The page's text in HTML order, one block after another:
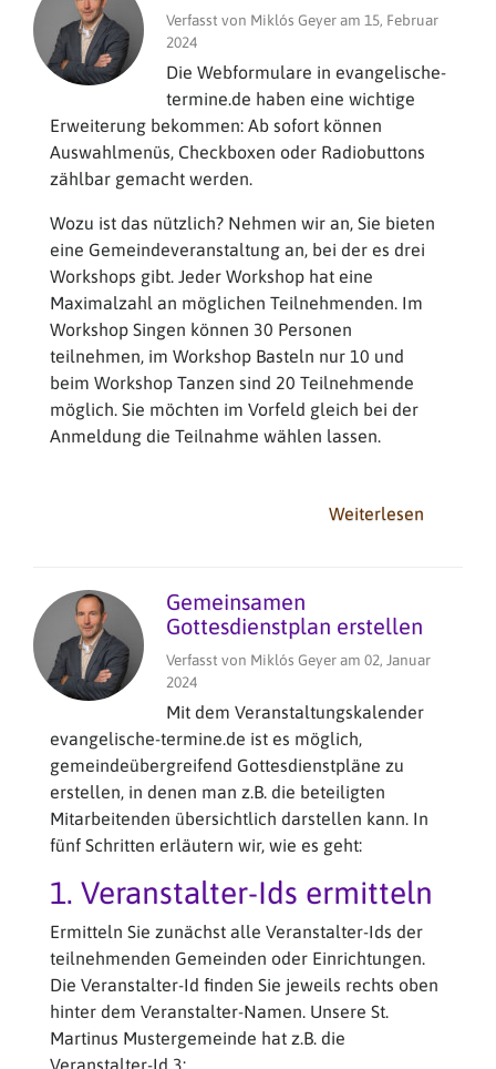
Verfasst von Miklós Geyeram 15, Februar
2024
Die Webformulare in evangelische-
termine.de haben eine wichtige
Erweiterung bekommen: Ab sofort können
Auswahlmenüs, Checkboxen oder Radiobuttons
zählbar gemacht werden.
Wozu ist das nützlich? Nehmen wir an, Sie bieten
eine Gemeindeveranstaltung an, bei der es drei
Workshops gibt. Jeder Workshop hat eine
Maximalzahl an möglichen Teilnehmenden. Im
Workshop Singen können 30 Personen
teilnehmen, im Workshop Basteln nur 10 und
beim Workshop Tanzen sind 20 Teilnehmende
möglich. Sie möchten im Vorfeld gleich bei der
Anmeldung die Teilnahme wählen lassen.
Weiterlesen
Gemeinsamen
Gottesdienstplan erstellen
Verfasst von Miklós Geyeram 02, Januar
2024
Mit dem Veranstaltungskalender
evangelische-termine.de ist es möglich,
gemeindeübergreifend Gottesdienstpläne zu
erstellen, in denen man z.B. die beteiligten
Mitarbeitenden übersichtlich darstellen kann. In
fünf Schritten erläutern wir, wie es geht:
1. Veranstalter-Ids ermitteln
Ermitteln Sie zunächst alle Veranstalter-Ids der
teilnehmenden Gemeinden oder Einrichtungen.
Die Veranstalter-Id finden Sie jeweils rechts oben
hinter dem Veranstalter-Namen. Unsere St.
Martinus Mustergemeinde hat z.B. die
Veranstalter-Id 3: